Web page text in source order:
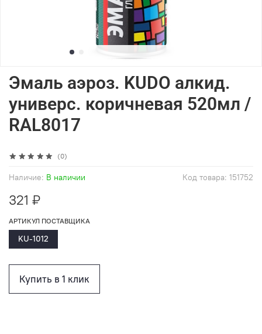
(0)
Код товара: 151752
Наличие: В наличии
Эмаль аэроз. KUDO алкид.
универс. коричневая 520мл /
RAL8017
321 ₽
Купить в 1 клик
АРТИКУЛ ПОСТАВЩИКА
KU-1012